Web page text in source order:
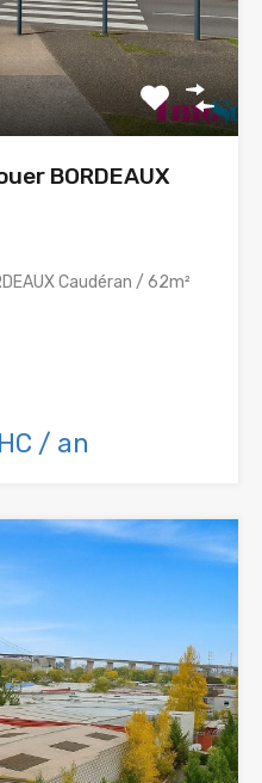
BORDEAUX
Caudéran / 62m²
/ an